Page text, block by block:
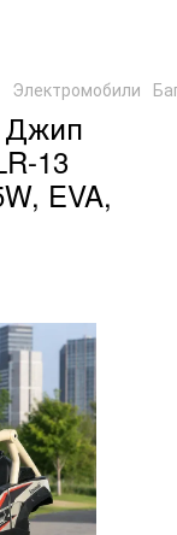
Электромобили
Джип
13
EVA,